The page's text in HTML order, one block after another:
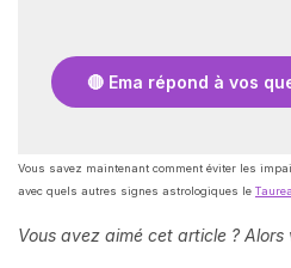
🔴 Ema répond à vos
Vous savez maintenant comment éviter les
avec quels autres signes astrologiques le
Vous avez aimé cet article ? Alors